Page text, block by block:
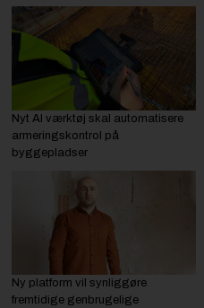
Nyt AI værktøj skal automatisere
armeringskontrol på
byggepladser
Ny platform vil synliggøre
fremtidige genbrugelige